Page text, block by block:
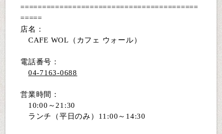
=========================================
=====
店名：
CAFE WOL（カフェ ウォール）
電話番号：
04-7163-0688
営業時間：
10:00～21:30
ランチ（平日のみ）11:00～14:30